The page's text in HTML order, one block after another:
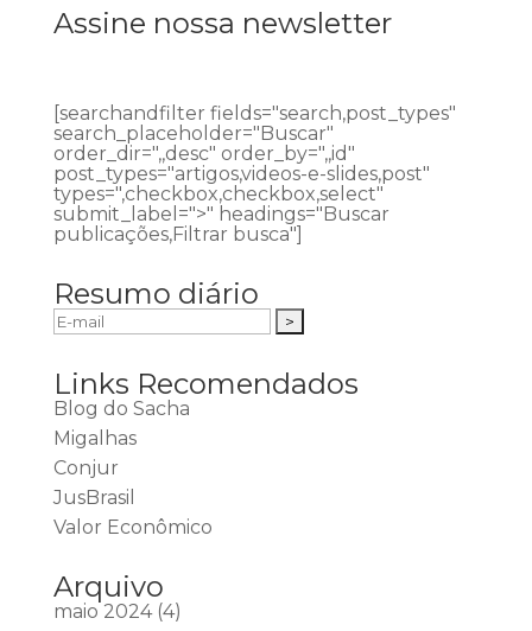
Assine nossa newsletter
[searchandfilter fields="search,post_types"
search_placeholder="Buscar"
order_dir=",,desc" order_by=",,id"
post_types="artigos,videos-e-slides,post"
types=",checkbox,checkbox,select"
submit_label=">" headings="Buscar
publicações,Filtrar busca"]
Resumo diário
Links Recomendados
Blog do Sacha
Migalhas
Conjur
JusBrasil
Valor Econômico
Arquivo
maio 2024(4)